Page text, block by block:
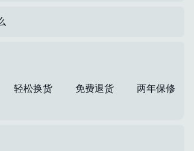
轻松换货 免费退货 两年保修